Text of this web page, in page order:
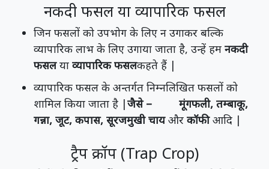
नकदी फसल या व्यापारिक फसल
जिन फसलों को उपभोग के लिए न उगाकर बल्कि
व्यापारिक लाभ के लिए उगाया जाता है, उन्हें हम नकदी
फसलया व्यापारिक फसलकहते हैं |
व्यापारिक फसल के अन्तर्गत निम्नलिखित फसलों को
शामिल किया जाता है |जैसे – मूंगफली, तम्बाकू,
गन्ना, जूट, कपास, सूरजमुखी चायऔर कॉफीआदि |
ट्रैप क्रॉप (Trap Crop)